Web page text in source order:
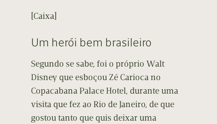
[Caixa]
Um herói bem brasileiro
Segundo se sabe, foi o próprio Walt
Disney que esboçou Zé Carioca no
Copacabana Palace Hotel, durante uma
visita que fez ao Rio de Janeiro, de que
gostou tanto que quis deixar uma